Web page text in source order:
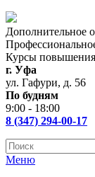
Дополнительное
Курсы
г. Уфа
ул. Гафури, д. 56
По будням
9:00 - 18:00
8 (347) 294-00-17
Меню